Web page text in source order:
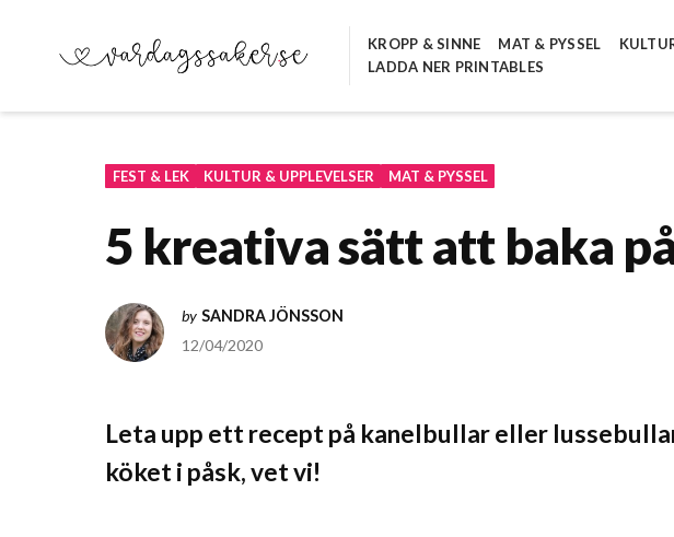
VARDAGSSAKER.SE
KROPP & SINNE MAT & PYSSEL
LADDA NER PRINTABLES
FEST & LEK KULTUR & UPPLEVELSER MAT & PYSSEL
5 kreativa sätt att baka
by SANDRA JÖNSSON
12/04/2020
Leta upp ett recept på kanelbullar eller
köket i påsk, vet vi!